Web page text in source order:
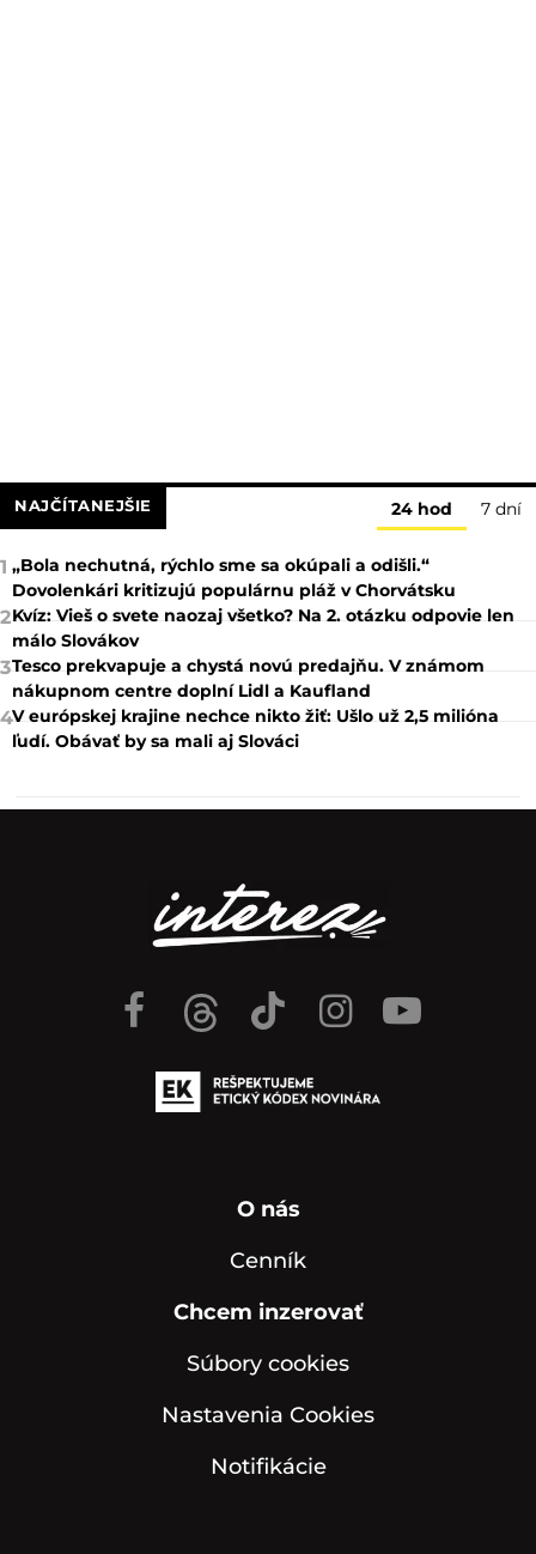
NAJČÍTANEJŠIE 24 hod 7 dní
1 „Bola nechutná, rýchlo sme sa okúpali a odišli.“
Dovolenkári kritizujú populárnu pláž v Chorvátsku
2Kvíz: Vieš o svete naozaj všetko? Na 2. otázku odpovie len
málo Slovákov
3Tesco prekvapuje a chystá novú predajňu. V známom
nákupnom centre doplní Lidl a Kaufland
4V európskej krajine nechce nikto žiť: Ušlo už 2,5 milióna
ľudí. Obávať by sa mali aj Slováci
O nás
Cenník
Chcem inzerovať
Súbory cookies
Nastavenia Cookies
Notifikácie